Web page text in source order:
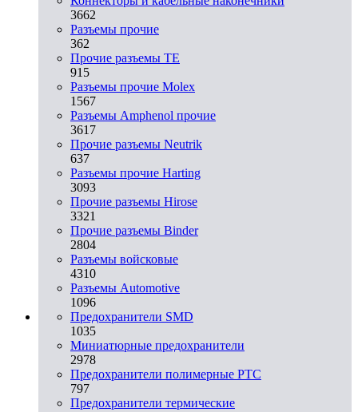
3662
Разъeмы прочие
362
Прочие разъемы TE
915
Разъемы прочие Molex
1567
Разъемы Amphenol прочие
3617
Прочие разъемы Neutrik
637
Разъемы прочие Harting
3093
Прочие разъемы Hirose
3321
Прочие разъемы Binder
2804
Разъемы войсковые
4310
Разъeмы Automotive
1096
Предохранители SMD
1035
Миниатюрные предохранители
2978
Предохранители полимерные PTC
797
Предохранители термические